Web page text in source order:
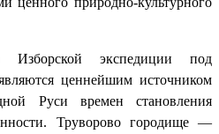
Изборской экспедиции под
ценнейшим источником
Руси времен становления
Труворово городище —